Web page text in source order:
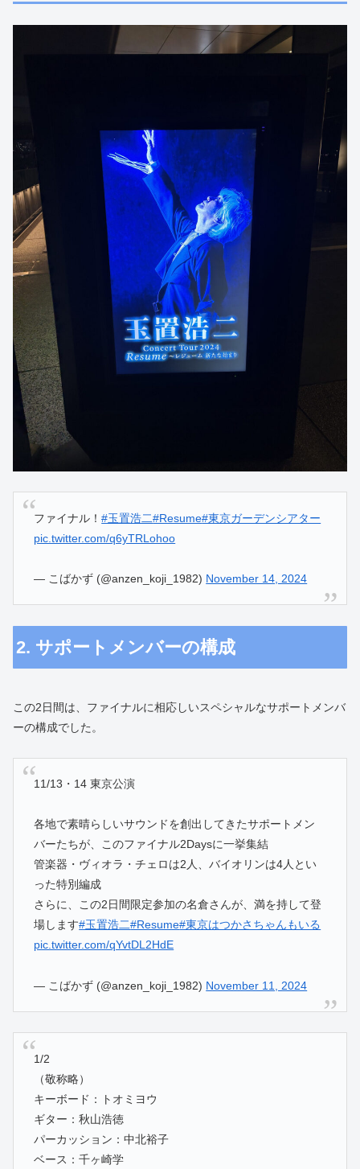
ファイナル！#玉置浩二#Resume#東京ガーデンシアター
pic.twitter.com/q6yTRLohoo
— こばかず (@anzen_koji_1982) November 14, 2024
2. サポートメンバーの構成
この2日間は、ファイナルに相応しいスペシャルなサポートメンバ
ーの構成でした。
11/13・14 東京公演
各地で素晴らしいサウンドを創出してきたサポートメン
バーたちが、このファイナル2Daysに一挙集結
管楽器・ヴィオラ・チェロは2人、バイオリンは4人とい
った特別編成
さらに、この2日間限定参加の名倉さんが、満を持して登
場します#玉置浩二#Resume#東京はつかさちゃんもいる
pic.twitter.com/qYvtDL2HdE
— こばかず (@anzen_koji_1982) November 11, 2024
1/2
（敬称略）
キーボード：トオミヨウ
ギター：秋山浩徳
パーカッション：中北裕子
ベース：千ヶ崎学